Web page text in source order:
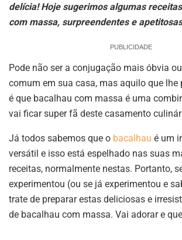
delícia! Hoje sugerimos algumas
com massa, surpreendentes e
PUBLICIDADE
Pode não ser a conjugação mais óbvia
comum em sua casa, mas aquilo que lhe
é que bacalhau com massa é uma
vai ficar super fã deste casamento
Já todos sabemos que o bacalhau é um
versátil e isso está espelhado nas suas
receitas, normalmente nestas. Portanto,
experimentou (ou se já experimentou e
trate de preparar estas deliciosas e
de bacalhau com massa. Vai adorar e